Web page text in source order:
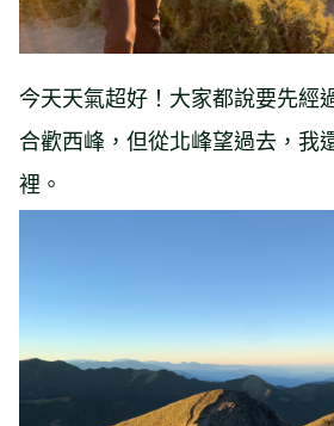
今天天氣超好！大家都說要先經
合歡西峰，但從北峰望過去，我
裡。